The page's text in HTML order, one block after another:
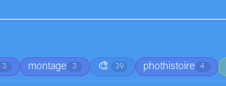
3 montage 3 🎨 39 phothistoire 4